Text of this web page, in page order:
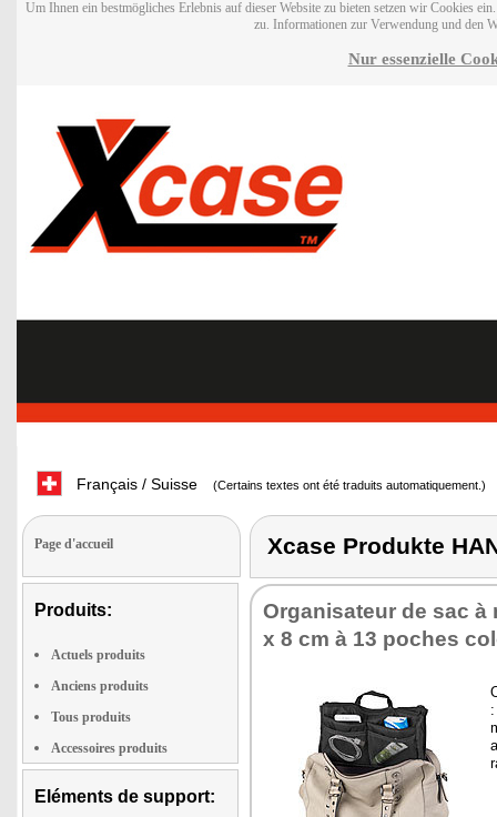
Um Ihnen ein bestmögliches Erlebnis auf dieser Website zu bieten setzen wir Cookies
zu. Informationen zur Verwendung und den
Nur essenzielle
Français / Suisse (Certains textes ont été traduits automatiquement.)
Page d'accueil
Produits:
Actuels produits
Anciens produits
Tous produits
Accessoires produits
Eléments de support:
Xcase Produkte
Organisateur de sac à
x 8 cm à 13 poches